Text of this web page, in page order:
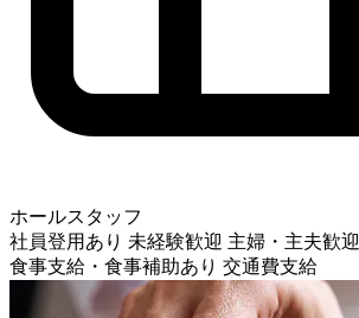
ホールスタッフ
社員登用あり 未経験歓迎 主婦・主夫歓迎
食事支給・食事補助あり 交通費支給